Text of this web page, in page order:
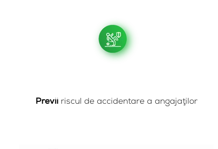
Previiriscul de accidentare a angajaţilor